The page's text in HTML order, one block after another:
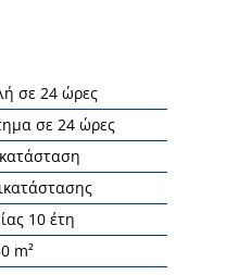
σε 24 ώρες
σε 24 ώρες
10 έτη
m²